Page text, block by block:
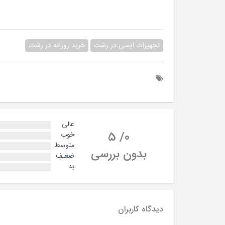
تجهیزات ایمنی در رشت خرید روزانه در رشت
0
/
5
بدون بررسی
عالی
خوب
متوسط
ضعیف
بد
دیدگاه کاربران